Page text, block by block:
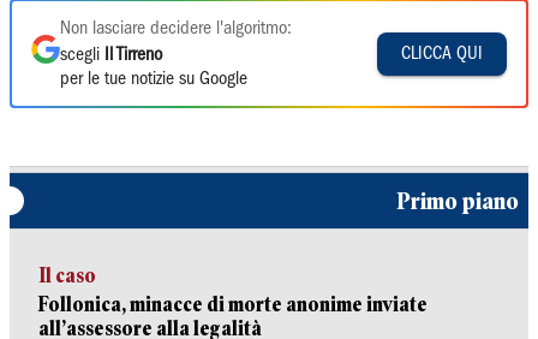
Non lasciare decidere l'algoritmo:
scegli
Il Tirreno
per le tue notizie su Google
CLICCA QUI
Primo piano
Il caso
Follonica, minacce di morte anonime inviate
all’assessore alla legalità